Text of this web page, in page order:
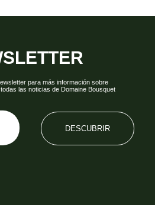
para más información sobre
las noticias de Domaine Bousquet
DESCUBRIR